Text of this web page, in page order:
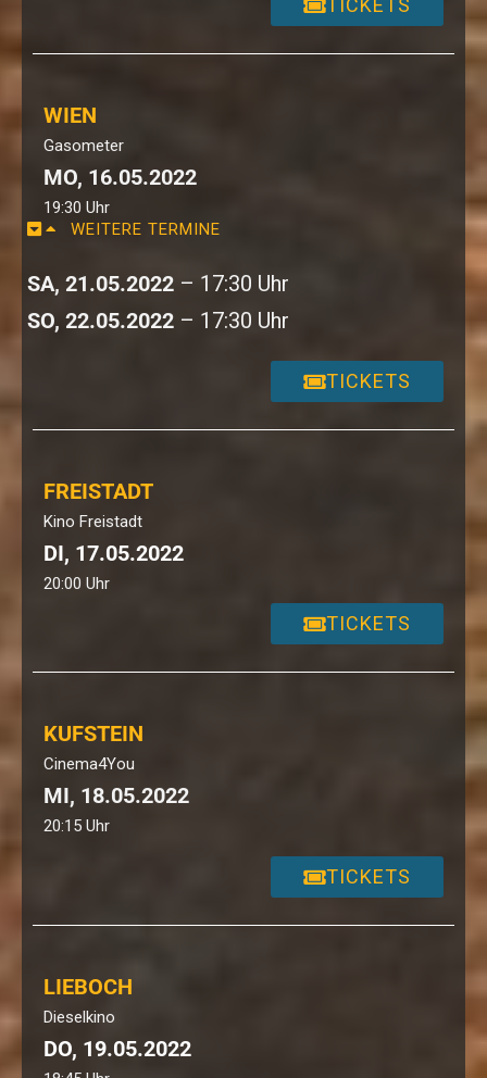
TICKETS
WIEN
Gasometer
MO, 16.05.2022
19:30 Uhr
WEITERE TERMINE
SA, 21.05.2022 – 17:30 Uhr
SO, 22.05.2022 – 17:30 Uhr
TICKETS
FREISTADT
Kino Freistadt
DI, 17.05.2022
20:00 Uhr
TICKETS
KUFSTEIN
Cinema4You
MI, 18.05.2022
20:15 Uhr
TICKETS
LIEBOCH
Dieselkino
DO, 19.05.2022